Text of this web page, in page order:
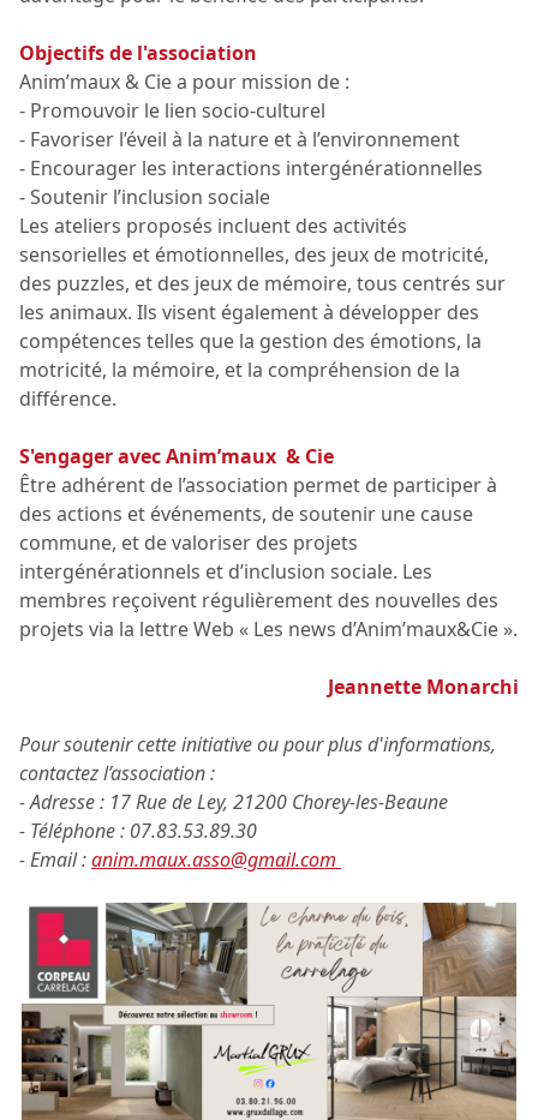
Objectifs de l'association
Anim’maux & Cie a pour mission de :
- Promouvoir le lien socio-culturel
- Favoriser l’éveil à la nature et à l’environnement
- Encourager les interactions intergénérationnelles
- Soutenir l’inclusion sociale
Les ateliers proposés incluent des activités
sensorielles et émotionnelles, des jeux de motricité,
des puzzles, et des jeux de mémoire, tous centrés sur
les animaux. Ils visent également à développer des
compétences telles que la gestion des émotions, la
motricité, la mémoire, et la compréhension de la
différence.
S'engager avec Anim’maux & Cie
Être adhérent de l’association permet de participer à
des actions et événements, de soutenir une cause
commune, et de valoriser des projets
intergénérationnels et d’inclusion sociale. Les
membres reçoivent régulièrement des nouvelles des
projets via la lettre Web « Les news d’Anim’maux&Cie ».
Jeannette Monarchi
Pour soutenir cette initiative ou pour plus d'informations,
contactez l’association :
- Adresse : 17 Rue de Ley, 21200 Chorey-les-Beaune
- Téléphone : 07.83.53.89.30
- Email :anim.maux.asso@gmail.com